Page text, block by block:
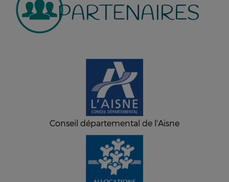
PARTENAIRES
Conseil départemental de l'Aisne